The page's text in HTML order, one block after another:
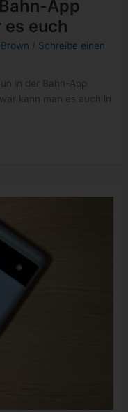
App
euch
/ Schreibe einen
in der Bahn-App
kann man es auch in